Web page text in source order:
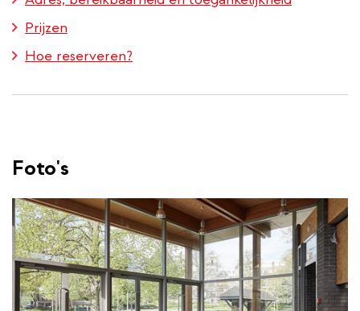
Prijzen
Hoe reserveren?
Foto's